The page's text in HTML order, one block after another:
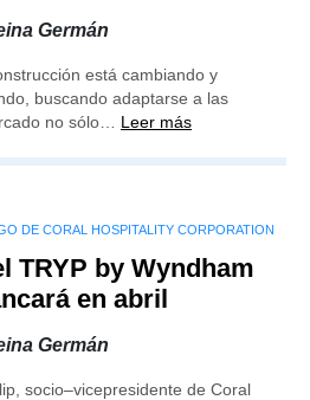
Germán
está cambiando y
buscando adaptarse a las
no sólo… Leer más
DE CORAL HOSPITALITY CORPORATION
TRYP by Wyndham
en abril
Germán
socio–vicepresidente de Coral